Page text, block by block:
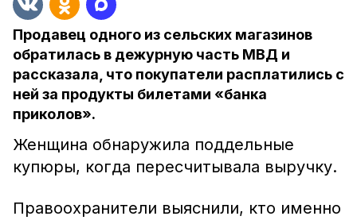
Продавец одного из сельских магазинов
обратилась в дежурную часть МВД и
рассказала, что покупатели расплатились с
ней за продукты билетами «банка
приколов».
Женщина обнаружила поддельные
купюры, когда пересчитывала выручку.
Правоохранители выяснили, кто именно